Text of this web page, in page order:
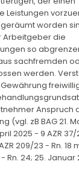
Leistungen
worden
Arbeitgeber die
so
sachfremden
werden.
Anspruch
(vgl. zB BAG 21.
2025 - 9 AZR 37/
209/23 - Rn. 18
Rn. 24; 25. Januar